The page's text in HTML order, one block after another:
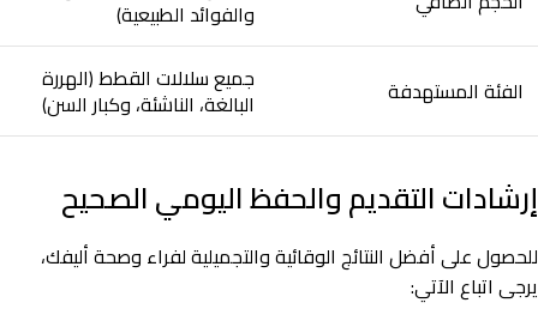
والفوائد الطبيعية)
الفئة المستهدفة جميع سلالات القطط (الهررة
البالغة، الناشئة، وكبار السن)
إرشادات التقديم والحفظ اليومي الصحيح
للحصول على أفضل النتائج الوقائية والتجميلية لفراء وصحة أليفك،
يرجى اتباع الآتي: